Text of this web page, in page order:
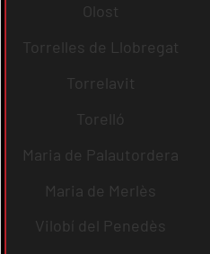
Olost
Torrelles de Llobregat
Torrelavit
Torelló
Maria de Palautordera
Maria de Merlès
Vilobí del Penedès